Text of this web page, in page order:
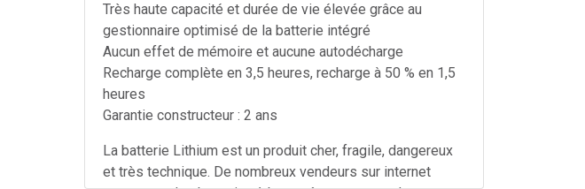
Très haute capacité et durée de vie élevée grâce au
gestionnaire optimisé de la batterie intégré
Aucun effet de mémoire et aucune autodécharge
Recharge complète en 3,5 heures, recharge à 50 % en 1,5
heures
Garantie constructeur : 2 ans
La batterie Lithium est un produit cher, fragile, dangereux
et très technique. De nombreux vendeurs sur internet